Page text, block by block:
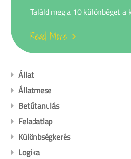
Találd meg a 10 különbéget a
Read More
Állat
Állatmese
Betűtanulás
Feladatlap
Különbségkerés
Logika